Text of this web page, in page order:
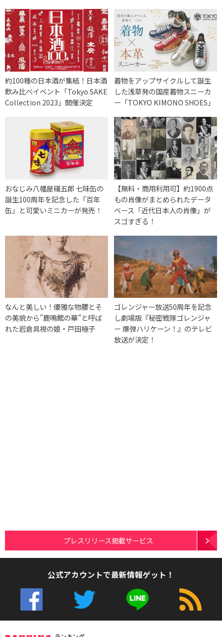
約100種の日本酒が集結！日本酒
飲み比べイベント「Tokyo SAKE
Collection 2023」開催決定
着物をアップサイクルして誕生
した浅草発の国産着物スニーカ
ー「TOKYO KIMONO SHOES」
おなじみ八幡屋礒五郎 七味缶の
誕生100周年を記念した「百年
缶」と可愛いミニカーが発売！
【無料・商用利用可】約1900点
もの肖像がまとめられたデータ
ベース「近代日本人の肖像」が
スゴすぎる！
なんと美しい！優雅な物腰とそ
の美貌から”鹿鳴館の華”と呼ば
れた岩倉具視の娘・戸田極子
ゴレンジャー放送50周年を記念
し劇場版『秘密戦隊ゴレンジャ
ー 爆弾ハリケーン！』のテレビ
放送が決定！
プレスリリース掲載サービス
公式アカウントで最新情報ゲット！